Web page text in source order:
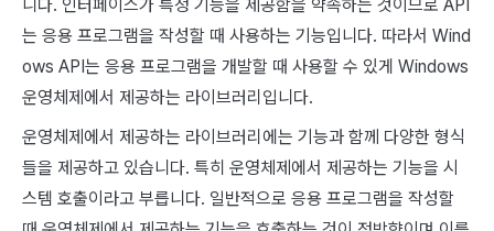
니다. 인터페이스가 특정 기능을 제공함을 약속하는 것이므로 API
는 응용 프로그램을 작성할 때 사용하는 기능입니다. 따라서 Wind
ows API는 응용 프로그램을 개발할 때 사용할 수 있게 Windows
운영체제에서 제공하는 라이브러리입니다.
운영체제에서 제공하는 라이브러리에는 기능과 함께 다양한 형식
들을 제공하고 있습니다. 특히 운영체제에서 제공하는 기능을 시
스템 호출이라고 부릅니다. 일반적으로 응용 프로그램을 작성할